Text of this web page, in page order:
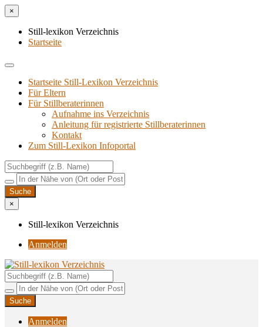
×
Still-lexikon Verzeichnis
Startseite
Startseite Still-Lexikon Verzeichnis
Für Eltern
Für Stillberaterinnen
Aufnahme ins Verzeichnis
Anlei­tung für regis­trier­te Stillberaterinnen
Kon­takt
Zum Still-Lexikon Infoportal
×
Still-lexikon Verzeichnis
Anmelden
Still-lexikon Verzeichnis
Unterstützungsangebote rund ums Stillen
Anmelden